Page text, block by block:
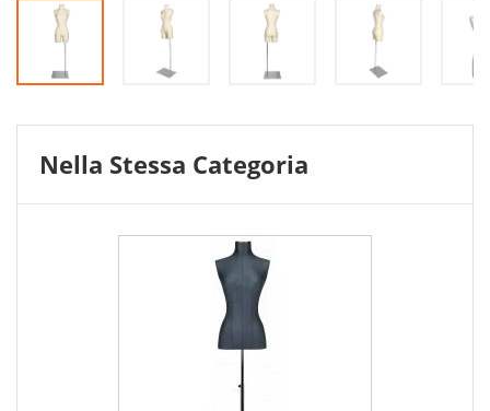
Nella Stessa Categoria